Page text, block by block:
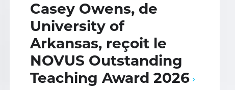
Casey Owens, de
University of
Arkansas, reçoit le
NOVUS Outstanding
Teaching Award 2026